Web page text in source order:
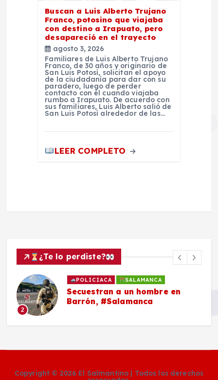
Buscan a Luis Alberto Trujano
Franco, potosino que viajaba
con destino a Irapuato, pero
desapareció en el trayecto
agosto 3, 2026
Familiares de Luis Alberto Trujano
Franco, de 30 años y originario de
San Luis Potosí, solicitan el apoyo
de la ciudadanía para dar con su
paradero, luego de perder
contacto con él cuando viajaba
rumbo a Irapuato. De acuerdo con
sus familiares, Luis Alberto salió de
San Luis Potosí alrededor de las…
LEER COMPLETO
¿Te lo perdiste?
2
POLICIACA SALAMANCA
Secuestran a un hombre en
Barrón, #Salamanca
Copyright © 2026 El Salmantino | Todos los derechos